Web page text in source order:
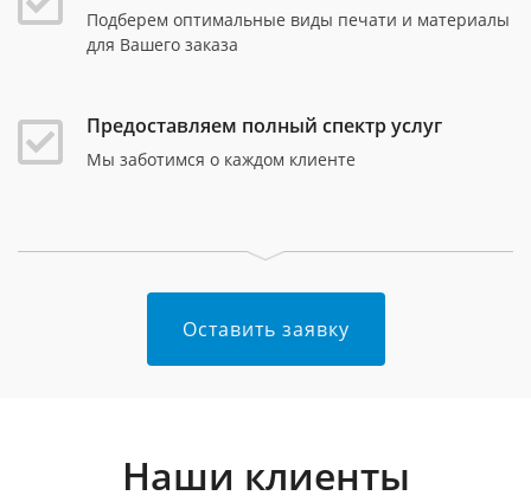
Подберем оптимальные виды печати и материалы
для Вашего заказа
Предоставляем полный спектр услуг
Мы заботимся о каждом клиенте
Оставить заявку
Наши клиенты